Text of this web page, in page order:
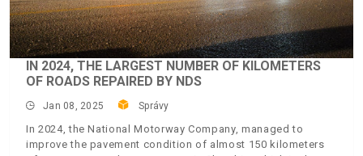
IN 2024, THE LARGEST NUMBER OF KILOMETERS
OF ROADS REPAIRED BY NDS
Jan 08, 2025 Správy
In 2024, the National Motorway Company, managed to
improve the pavement condition of almost 150 kilometers